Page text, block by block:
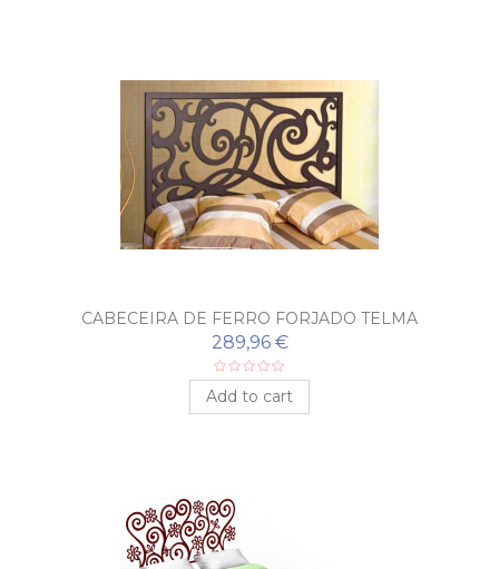
CABECEIRA DE FERRO FORJADO TELMA
289,96 €
Add to cart